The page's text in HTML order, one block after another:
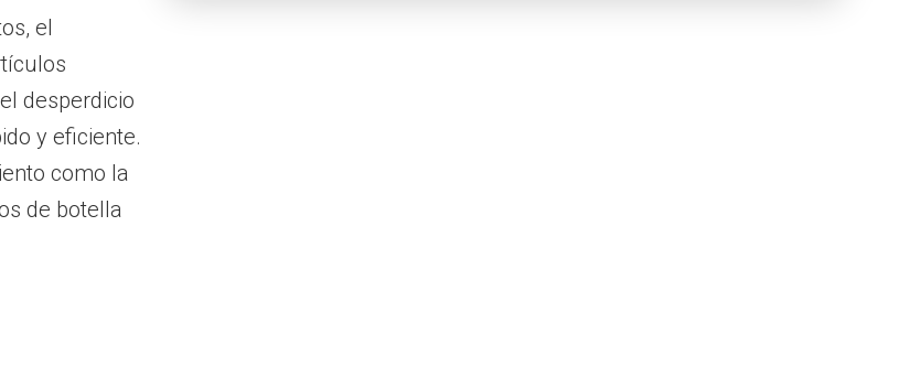
el
desperdicio
y eficiente.
como la
de botella